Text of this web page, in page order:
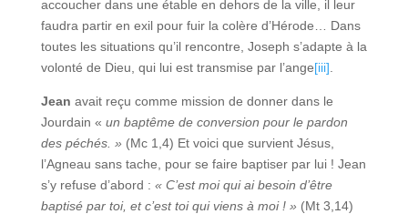
accoucher dans une étable en dehors de la ville, il leur
faudra partir en exil pour fuir la colère d’Hérode… Dans
toutes les situations qu’il rencontre, Joseph s’adapte à la
volonté de Dieu, qui lui est transmise par l’ange[iii]
Jean avait reçu comme mission de donner dans le
Jourdain « un baptême de conversion pour le pardon
des péchés. » (Mc 1,4) Et voici que survient Jésus,
l’Agneau sans tache, pour se faire baptiser par lui ! Jean
s’y refuse d’abord : « C’est moi qui ai besoin d’être
baptisé par toi, et c’est toi qui viens à moi ! » (Mt 3,14)